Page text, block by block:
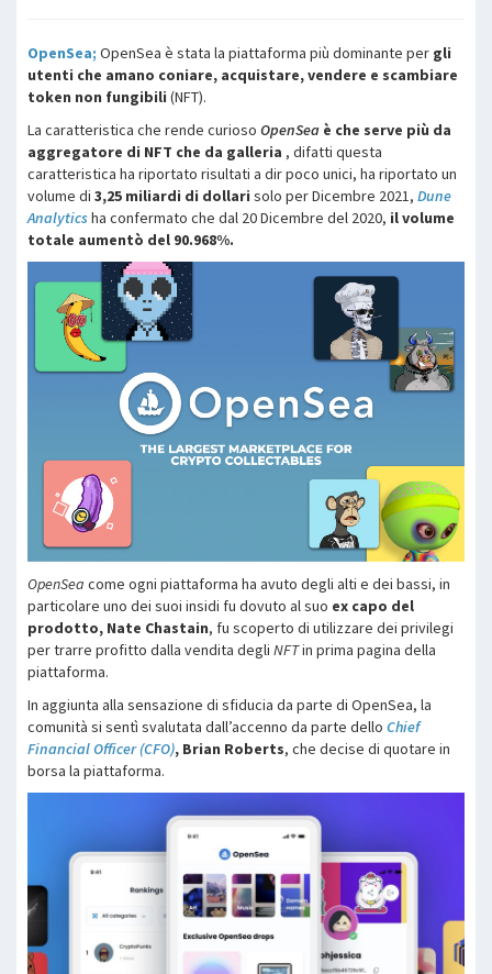
OpenSea; OpenSea è stata la piattaforma più dominante per gli
utenti che amano coniare, acquistare, vendere e scambiare
token non fungibili (NFT).
La caratteristica che rende curioso OpenSea è che serve più da
aggregatore di NFT che da galleria , difatti questa
caratteristica ha riportato risultati a dir poco unici, ha riportato un
volume di 3,25 miliardi di dollari solo per Dicembre 2021, Dune
Analyticsha confermato che dal 20 Dicembre del 2020, il volume
totale aumentò del 90.968%.
OpenSea come ogni piattaforma ha avuto degli alti e dei bassi, in
particolare uno dei suoi insidi fu dovuto al suo ex capo del
prodotto, Nate Chastain, fu scoperto di utilizzare dei privilegi
per trarre profitto dalla vendita degli NFTin prima pagina della
piattaforma.
In aggiunta alla sensazione di sfiducia da parte di OpenSea, la
comunità si sentì svalutata dall’accenno da parte dello Chief
Financial Officer (CFO), Brian Roberts, che decise di quotare in
borsa la piattaforma.